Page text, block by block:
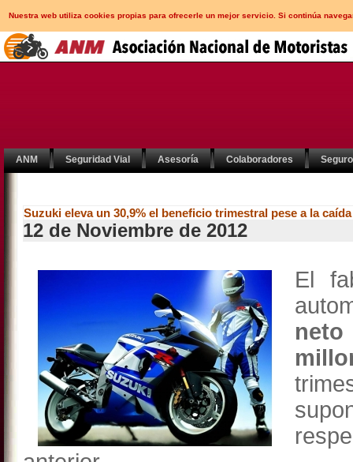
Nuestra web utiliza cookies propias para ofrecerle un mejor servicio. Si continúa
ANM Seguridad Vial Asesoría Colaboradores
Suzuki eleva un 30,9% el beneficio trimestral pese a la
12 de Noviembre de 2012
El
neto